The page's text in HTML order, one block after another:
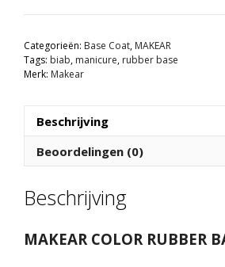
Rubber
|
CRB21
TPO
vrij
aantal
Categorieën: Base Coat, MAKEAR
Tags: biab, manicure, rubber base
Merk: Makear
Beschrijving
Beoordelingen (0)
Beschrijving
MAKEAR COLOR RUBBER